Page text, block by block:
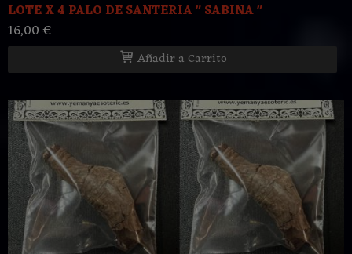
LOTE X 4 PALO DE SANTERIA " SABINA "
16,00 €
Añadir a Carrito